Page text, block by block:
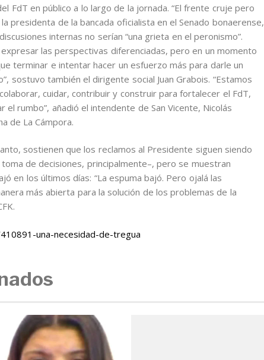
FdT en público a lo largo de la jornada. “El frente cruje pero
presidenta de la bancada oficialista en el Senado bonaerense,
internas no serían “una grieta en el peronismo”.
las perspectivas diferenciadas, pero en un momento
terminar e intentar hacer un esfuerzo más para darle un
sostuvo también el dirigente social Juan Grabois. “Estamos
cuidar, contribuir y construir para fortalecer el FdT,
rumbo”, añadió el intendente de San Vicente, Nicolás
de La Cámpora.
sostienen que los reclamos al Presidente siguen siendo
de decisiones, principalmente–, pero se muestran
en los últimos días: “La espuma bajó. Pero ojalá las
más abierta para la solución de los problemas de la
una-necesidad-de-tregua